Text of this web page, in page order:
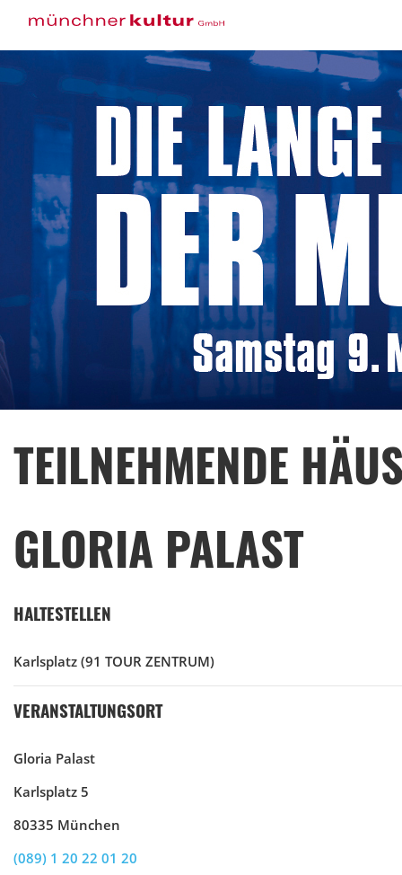
TEILNEHMENDE
GLORIA PALAST
HALTESTELLEN
Karlsplatz (91 TOUR ZENTRUM)
VERANSTALTUNGSORT
Gloria Palast
Karlsplatz 5
80335 München
(089) 1 20 22 01 20